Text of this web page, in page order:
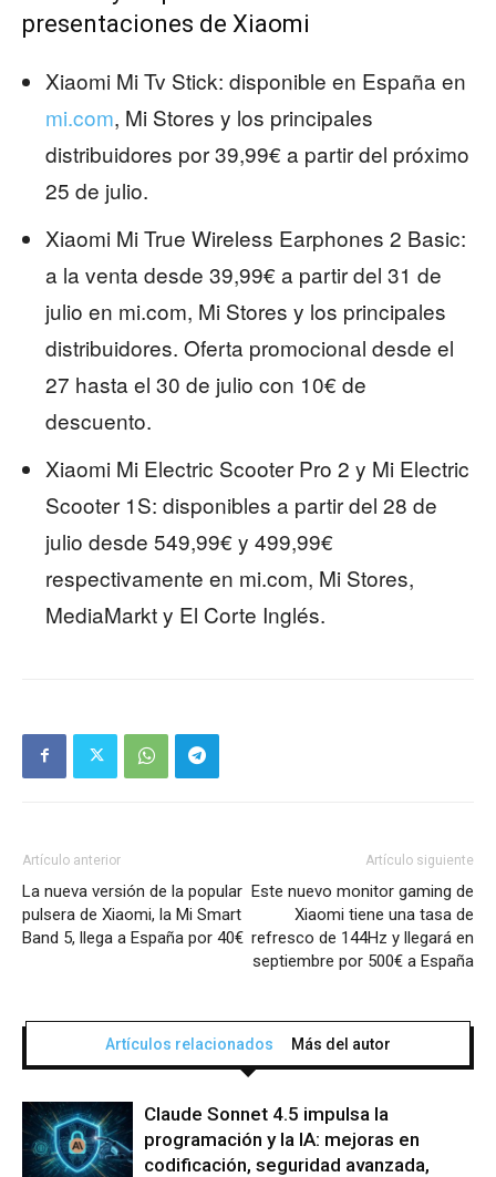
presentaciones de Xiaomi
Xiaomi Mi Tv Stick: disponible en España en
mi.com, Mi Stores y los principales
distribuidores por 39,99€ a partir del próximo
25 de julio.
Xiaomi Mi True Wireless Earphones 2 Basic:
a la venta desde 39,99€ a partir del 31 de
julio en mi.com, Mi Stores y los principales
distribuidores. Oferta promocional desde el
27 hasta el 30 de julio con 10€ de
descuento.
Xiaomi Mi Electric Scooter Pro 2 y Mi Electric
Scooter 1S: disponibles a partir del 28 de
julio desde 549,99€ y 499,99€
respectivamente en mi.com, Mi Stores,
MediaMarkt y El Corte Inglés.
Artículo anterior
La nueva versión de la popular
pulsera de Xiaomi, la Mi Smart
Band 5, llega a España por 40€
Artículo siguiente
Este nuevo monitor gaming de
Xiaomi tiene una tasa de
refresco de 144Hz y llegará en
septiembre por 500€ a España
Artículos relacionados Más del autor
Claude Sonnet 4.5 impulsa la
programación y la IA: mejoras en
codificación, seguridad avanzada,